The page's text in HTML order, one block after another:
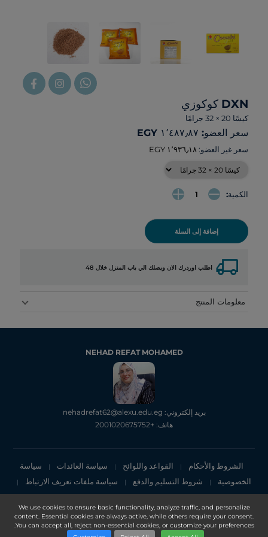
We use cookies to ensure basic functionality, analyze traffic, and personalize
content. Essential cookies are always active, while others require your consent.
You can accept all, reject non-essential cookies, or customize your preferences.
DXN كوكوزي
كيسًا 20 × 32 جرامًا
سعر العضو: ‏١٬٤٨٧٫٨٧ EGY
سعر غير العضو:
الكمية:
إضافة إلى السلة
local_shipping اطلب اوردرك الان ويصلك الي باب المنزل خلال 48
معلومات المنتج
NEHAD REFAT MOHAMED
بريد إلكتروني: nehadrefat62@alexu.edu.eg
هاتف: +2001020675752
الشروط والأحكام | القواعد واللوائح | سياسة العائدات |
سياسة
الخصوصية
| شروط التسليم والدفع | سياسة ملفات تعريف الارتباط |
إشعار الخصوصية
Copyright 2025, DXN Holdings Bhd. 199501033918 (363120-V)